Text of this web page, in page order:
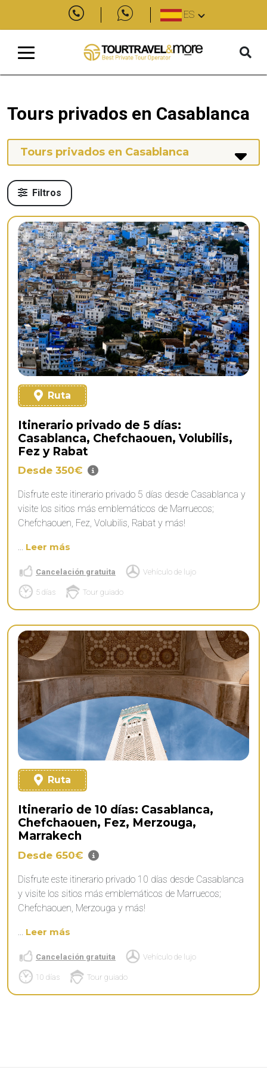
ES
Tours privados en Casablanca
Tours privados en Casablanca
Filtros
Ruta
Itinerario privado de 5 días:
Casablanca, Chefchaouen, Volubilis,
Fez y Rabat
Desde 350€
Disfrute este itinerario privado 5 días desde Casablanca y
visite los sitios más emblemáticos de Marruecos;
Chefchaouen, Fez, Volubilis, Rabat y más!
... Leer más
Cancelación gratuita Vehículo de lujo
5 días Tour guiado
Ruta
Itinerario de 10 días: Casablanca,
Chefchaouen, Fez, Merzouga,
Marrakech
Desde 650€
Disfrute este itinerario privado 10 días desde Casablanca
y visite los sitios más emblemáticos de Marruecos;
Chefchaouen, Merzouga y más!
Leer más
Cancelación gratuita Vehículo de lujo
10 días Tour guiado